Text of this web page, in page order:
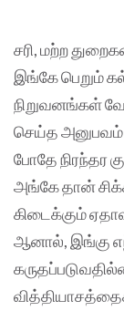
சரி, மற்ற
இங்கே பெறும்
நிறுவனங்கள்
செய்த
போதே நிரந்தர
அங்கே தான்
கிடைக்கும்
ஆனால், இங்கு